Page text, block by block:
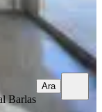
Barlas
Ara